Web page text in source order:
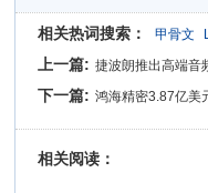
相关热词搜索： 甲骨文
上一篇: 捷波朗推出高端音
下一篇: 鸿海精密3.87亿美
相关阅读：